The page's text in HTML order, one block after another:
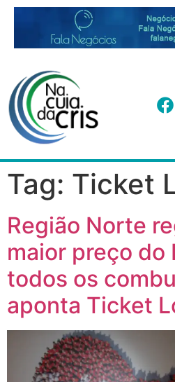
Tag: Ticket
Região Norte
maior preço do
todos os
aponta Ticket